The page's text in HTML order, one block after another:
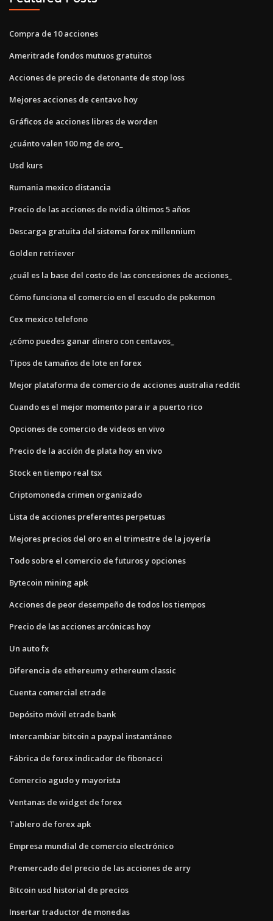
Compra de 10 acciones
Ameritrade fondos mutuos gratuitos
Acciones de precio de detonante de stop loss
Mejores acciones de centavo hoy
Gráficos de acciones libres de worden
¿cuánto valen 100 mg de oro_
Usd kurs
Rumania mexico distancia
Precio de las acciones de nvidia últimos 5 años
Descarga gratuita del sistema forex millennium
Golden retriever
¿cuál es la base del costo de las concesiones de acciones_
Cómo funciona el comercio en el escudo de pokemon
Cex mexico telefono
¿cómo puedes ganar dinero con centavos_
Tipos de tamaños de lote en forex
Mejor plataforma de comercio de acciones australia reddit
Cuando es el mejor momento para ir a puerto rico
Opciones de comercio de videos en vivo
Precio de la acción de plata hoy en vivo
Stock en tiempo real tsx
Criptomoneda crimen organizado
Lista de acciones preferentes perpetuas
Mejores precios del oro en el trimestre de la joyería
Todo sobre el comercio de futuros y opciones
Bytecoin mining apk
Acciones de peor desempeño de todos los tiempos
Precio de las acciones arcónicas hoy
Un auto fx
Diferencia de ethereum y ethereum classic
Cuenta comercial etrade
Depósito móvil etrade bank
Intercambiar bitcoin a paypal instantáneo
Fábrica de forex indicador de fibonacci
Comercio agudo y mayorista
Ventanas de widget de forex
Tablero de forex apk
Empresa mundial de comercio electrónico
Premercado del precio de las acciones de arry
Bitcoin usd historial de precios
Insertar traductor de monedas